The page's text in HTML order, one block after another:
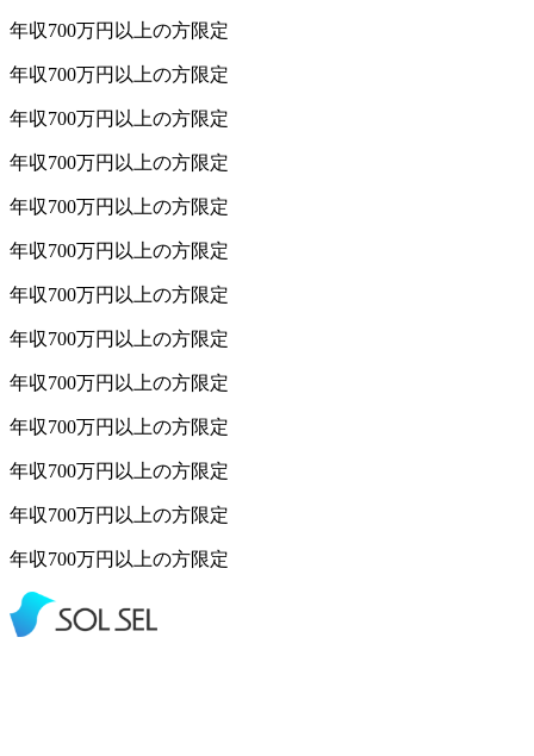
年収700万円以上の方限定
年収700万円以上の方限定
年収700万円以上の方限定
年収700万円以上の方限定
年収700万円以上の方限定
年収700万円以上の方限定
年収700万円以上の方限定
年収700万円以上の方限定
年収700万円以上の方限定
年収700万円以上の方限定
年収700万円以上の方限定
年収700万円以上の方限定
年収700万円以上の方限定